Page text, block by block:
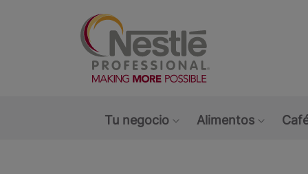
Tu negocio
Show submenu: Tu
Alimentos
Show